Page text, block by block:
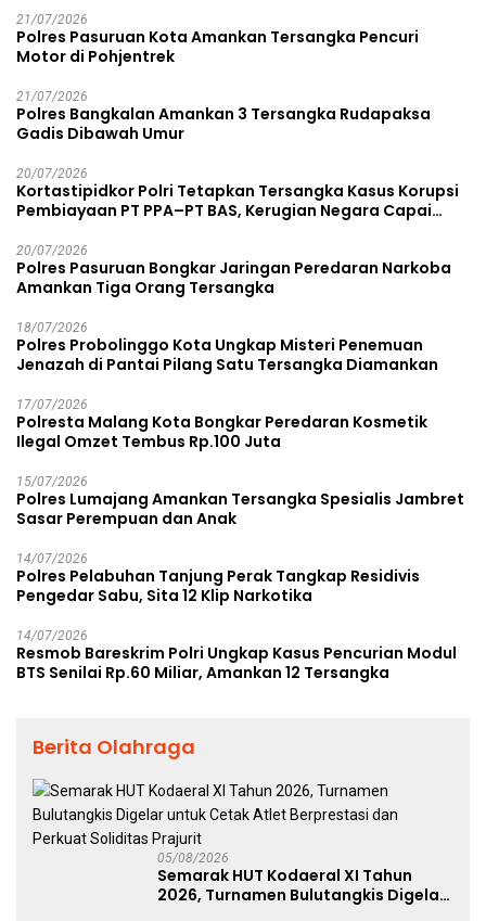
21/07/2026
Polres Pasuruan Kota Amankan Tersangka Pencuri
Motor di Pohjentrek
21/07/2026
Polres Bangkalan Amankan 3 Tersangka Rudapaksa
Gadis Dibawah Umur
20/07/2026
Kortastipidkor Polri Tetapkan Tersangka Kasus Korupsi
Pembiayaan PT PPA–PT BAS, Kerugian Negara Capai
20/07/2026
Polres Pasuruan Bongkar Jaringan Peredaran Narkoba
Amankan Tiga Orang Tersangka
18/07/2026
Polres Probolinggo Kota Ungkap Misteri Penemuan
Jenazah di Pantai Pilang Satu Tersangka Diamankan
17/07/2026
Polresta Malang Kota Bongkar Peredaran Kosmetik
Ilegal Omzet Tembus Rp.100 Juta
15/07/2026
Polres Lumajang Amankan Tersangka Spesialis Jambret
Sasar Perempuan dan Anak
14/07/2026
Polres Pelabuhan Tanjung Perak Tangkap Residivis
Pengedar Sabu, Sita 12 Klip Narkotika
14/07/2026
Resmob Bareskrim Polri Ungkap Kasus Pencurian Modul
BTS Senilai Rp.60 Miliar, Amankan 12 Tersangka
Berita Olahraga
05/08/2026
Semarak HUT Kodaeral XI Tahun
2026, Turnamen Bulutangkis Digelar